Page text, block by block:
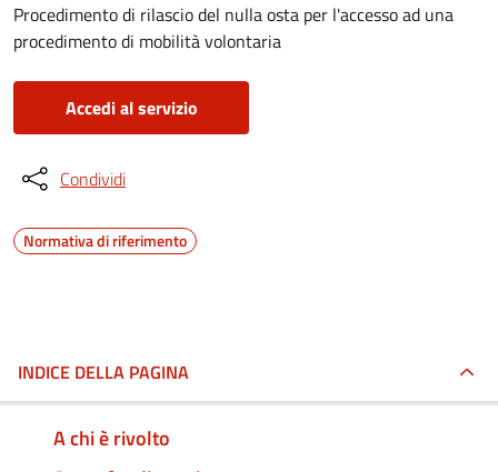
Procedimento di rilascio del nulla osta per l'accesso ad una
procedimento di mobilità volontaria
Accedi al servizio
Condividi
Normativa di riferimento
INDICE DELLA PAGINA
A chi è rivolto